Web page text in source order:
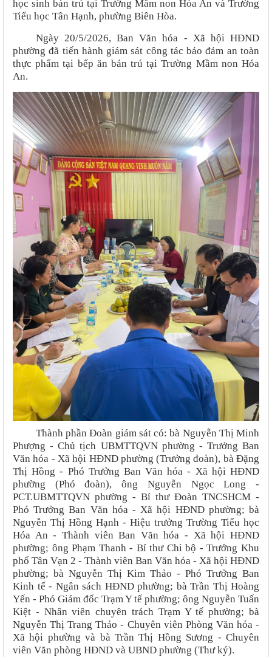
học sinh bán trú tại Trường Mầm non Hóa An và Trường
Tiểu học Tân Hạnh, phường Biên Hòa.
Ngày 20/5/2026,Ban Văn hóa - Xã hội HĐND
phườngđã tiến hành giám sát công tác bảo đảm an toàn
thực phẩm tại bếp ăn bán trú tại Trường Mầm non Hóa
An.
Thành phần Đoàn giám sát có: bà Nguyễn Thị Minh
Phượng - Chủ tịch UBMTTQVN phường - Trưởng Ban
Văn hóa - Xã hội HĐND phường (Trưởng đoàn), bà Đặng
Thị Hồng - Phó Trưởng Ban Văn hóa - Xã hội HĐND
phường (Phó đoàn), ông Nguyễn Ngọc Long -
PCT.UBMTTQVN phường - Bí thư Đoàn TNCSHCM -
Phó Trưởng Ban Văn hóa - Xã hội HĐND phường; bà
Nguyễn Thị Hồng Hạnh - Hiệu trưởng Trường Tiểu học
Hóa An - Thành viên Ban Văn hóa - Xã hội HĐND
phường; ông Phạm Thanh - Bí thư Chi bộ - Trưởng Khu
phố Tân Vạn 2 - Thành viên Ban Văn hóa - Xã hội HĐND
phường; bà Nguyễn Thị Kim Thảo - Phó Trưởng Ban
Kinh tế - Ngân sách HĐND phường; bà Trần Thị Hoàng
Yến - Phó Giám đốc Trạm Y tế phường; ông Nguyễn Tuấn
Kiệt - Nhân viên chuyên trách Trạm Y tế phường; bà
Nguyễn Thị Trang Thảo - Chuyên viên Phòng Văn hóa -
Xã hội phường và bà Trần Thị Hồng Sương - Chuyên
viên Văn phòng HĐND và UBND phường (Thư ký).